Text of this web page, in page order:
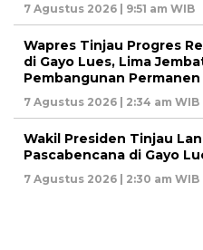
7 Agustus 2026 | 9:51 am WIB
Wapres Tinjau Progres
di Gayo Lues, Lima
Pembangunan Permanen
7 Agustus 2026 | 2:34 am WIB
Wakil Presiden Tinjau
Pascabencana di Gayo
7 Agustus 2026 | 2:30 am WIB